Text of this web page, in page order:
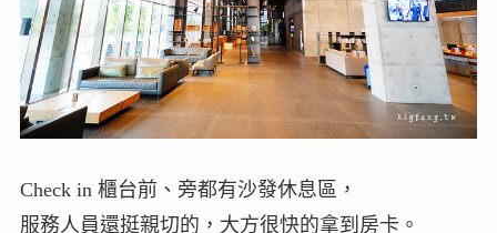
Check in 櫃台前、旁都有沙發休息區，
服務人員還挺親切的，大方很快的拿到房卡。